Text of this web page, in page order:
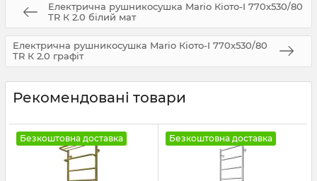
Електрична рушникосушка Mario Кіото-I 770х530/80
TR К 2.0 білий мат
Електрична рушникосушка Mario Кіото-I 770х530/80
TR К 2.0 графіт
Рекомендовані товари
Безкоштовна доставка Безкоштовна доставка